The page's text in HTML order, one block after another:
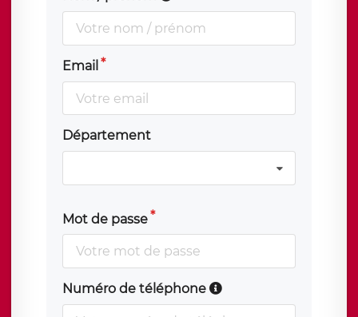
Email
Département
Mot de passe
Numéro de téléphone